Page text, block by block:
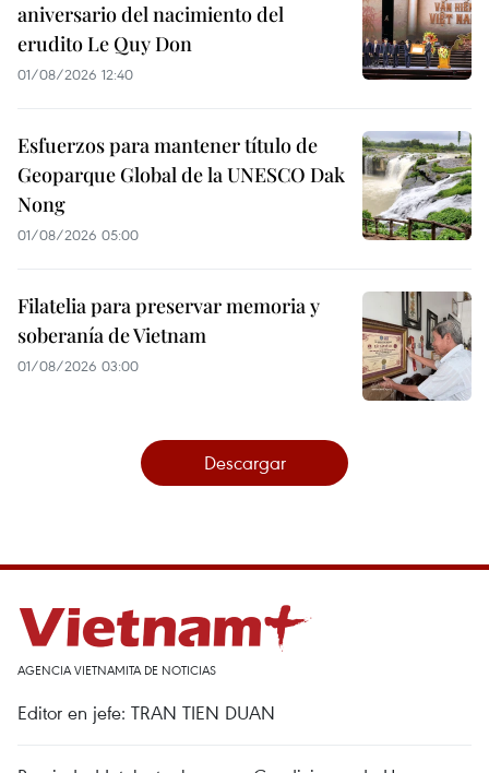
aniversario del nacimiento del
erudito Le Quy Don
01/08/2026 12:40
Esfuerzos para mantener título de
Geoparque Global de la UNESCO Dak
Nong
01/08/2026 05:00
Filatelia para preservar memoria y
soberanía de Vietnam
01/08/2026 03:00
Descargar
AGENCIA VIETNAMITA DE NOTICIAS
Editor en jefe: TRAN TIEN DUAN